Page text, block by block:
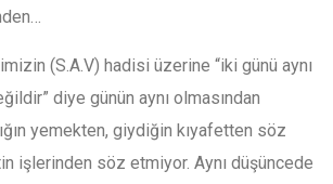
(S.A.V) hadisi üzerine “iki günü aynı
diye günün aynı olmasından
yemekten, giydiğin kıyafetten söz
işlerinden söz etmiyor. Aynı düşüncede